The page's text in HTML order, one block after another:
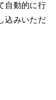
自動的に行
込みいただ